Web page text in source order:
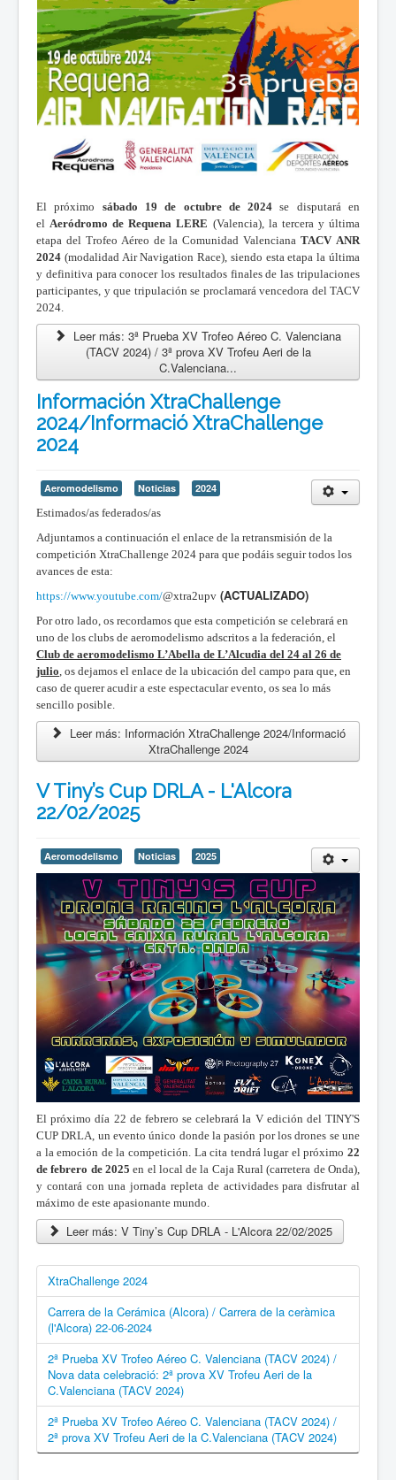
El próximo sábado 19 de octubre de 2024 se disputará en
elAeródromo de Requena LERE (Valencia), la tercera y última
etapa del Trofeo Aéreo de la Comunidad ValencianaTACV ANR
2024 (modalidad Air Navigation Race), siendo esta etapa la última
y definitiva para conocer los resultados finales de las tripulaciones
participantes, y que tripulación se proclamará vencedora del TACV
2024.
Leer más: 3ª Prueba XV Trofeo Aéreo C. Valenciana
(TACV 2024) / 3ª prova XV Trofeu Aeri de la
C.Valenciana...
Información XtraChallenge
2024/Informació XtraChallenge
2024
Aeromodelismo Noticias
2024
Estimados/as federados/as
Adjuntamos a continuación el enlace de la retransmisión de la
competición XtraChallenge 2024 para que podáis seguir todos los
avances de esta:
https://www.youtube.com/@xtra2upv (ACTUALIZADO)
Por otro lado, os recordamos que esta competición se celebrará en
uno de los clubs de aeromodelismo adscritos a la federación, el
Club de aeromodelismo L’Abella de L’Alcudia del 24 al 26 de
julio, os dejamos el enlace de la ubicación del campo para que, en
caso de querer acudir a este espectacular evento, os sea lo más
sencillo posible.
Leer más: Información XtraChallenge 2024/Informació
XtraChallenge 2024
V Tiny’s Cup DRLA - L'Alcora
22/02/2025
Aeromodelismo Noticias 2025
El próximo día 22 de febrero se celebrará la V edición del TINY'S
CUP DRLA, un evento único donde la pasión por los drones se une
a la emoción de la competición. La cita tendrá lugar el próximo 22
de febrero de 2025 en el local de la Caja Rural (carretera de Onda),
y contará con una jornada repleta de actividades para disfrutar al
máximo de este apasionante mundo.
Leer más: V Tiny’s Cup DRLA - L'Alcora 22/02/2025
XtraChallenge 2024
Carrera de la Cerámica (Alcora) / Carrera de la ceràmica
(l'Alcora) 22-06-2024
2ª Prueba XV Trofeo Aéreo C. Valenciana (TACV 2024) /
Nova data celebració: 2ª prova XV Trofeu Aeri de la
C.Valenciana (TACV 2024)
2ª Prueba XV Trofeo Aéreo C. Valenciana (TACV 2024) /
2ª prova XV Trofeu Aeri de la C.Valenciana (TACV 2024)